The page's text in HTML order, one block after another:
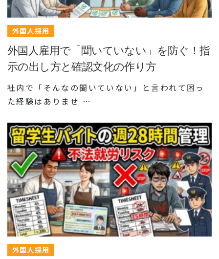
外国人採用
外国人雇用で「聞いていない」を防ぐ！指
示の出し方と確認文化の作り方
社内で「そんなの聞いていない」と言われて困っ
た経験はありませ …
外国人採用